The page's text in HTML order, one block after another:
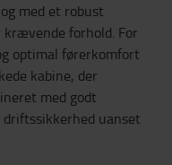
med et robust
krævende forhold. For
optimal førerkomfort
kabine, der
med godt
uanset